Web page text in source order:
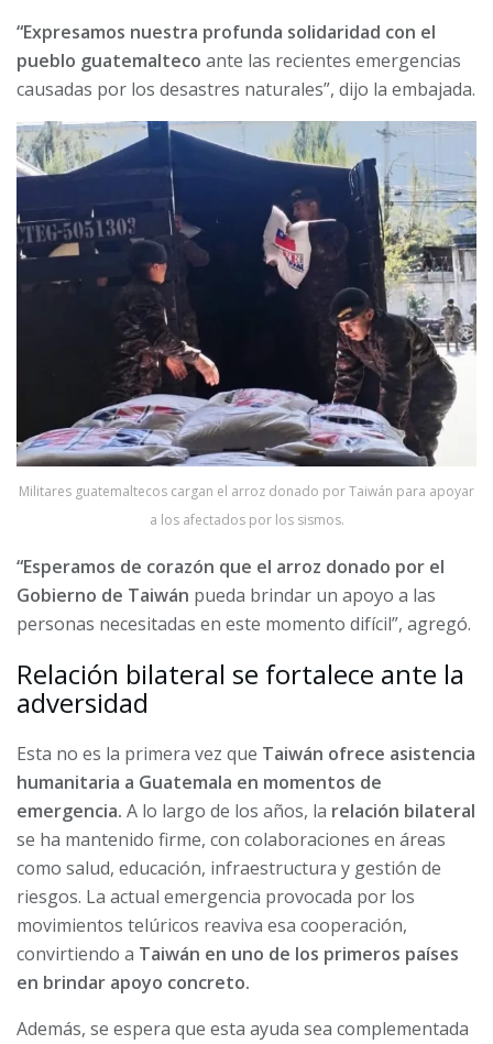
“Expresamos nuestra profunda solidaridad con el
pueblo guatemalteco ante las recientes emergencias
causadas por los desastres naturales”, dijo la embajada.
Militares guatemaltecos cargan el arroz donado por Taiwán para apoyar
a los afectados por los sismos.
“Esperamos de corazón que el arroz donado por el
Gobierno de Taiwán pueda brindar un apoyo a las
personas necesitadas en este momento difícil”, agregó.
Relación bilateral se fortalece ante la
adversidad
Esta no es la primera vez que Taiwán ofrece asistencia
humanitaria a Guatemala en momentos de
emergencia. A lo largo de los años, la relación bilateral
se ha mantenido firme, con colaboraciones en áreas
como salud, educación, infraestructura y gestión de
riesgos. La actual emergencia provocada por los
movimientos telúricos reaviva esa cooperación,
convirtiendo a Taiwán en uno de los primeros países
en brindar apoyo concreto.
Además, se espera que esta ayuda sea complementada